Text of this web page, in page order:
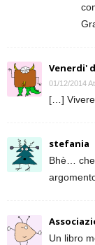
Venerdi'
01/12/2014
[…]
stefania
Bhè…
Un libro